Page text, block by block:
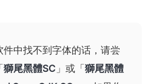
中找不到字体的话，请尝
「獅尾黑體SC 」或「獅尾黑體